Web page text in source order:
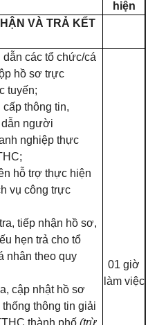
hiện
VÀ TRẢ KẾT
các tổ chức/cá
hồ sơ trực
tuyến;
cấp thông tin,
người
nghiệp thực
hỗ trợ thực hiện
vụ công trực
tiếp nhận hồ sơ,
hẹn trả cho tổ
nhân theo quy
cập nhật hồ sơ
thông tin giải
01 giờ
làm việc